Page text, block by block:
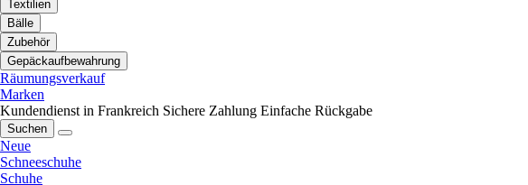
Textilien
Bälle
Zubehör
Gepäckaufbewahrung
Räumungsverkauf
Marken
Kundendienst in Frankreich Sichere Zahlung Einfache Rückgabe
Suchen
Neue
Schneeschuhe
Schuhe